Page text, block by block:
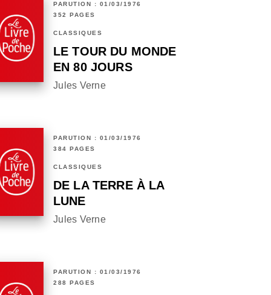
PARUTION : 01/03/1976
352 PAGES
CLASSIQUES
LE TOUR DU MONDE
EN 80 JOURS
Jules Verne
PARUTION : 01/03/1976
384 PAGES
CLASSIQUES
DE LA TERRE À LA
LUNE
Jules Verne
PARUTION : 01/03/1976
288 PAGES